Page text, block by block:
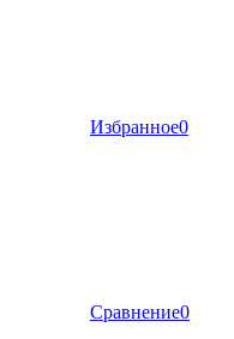
Избранное0
Сравнение0